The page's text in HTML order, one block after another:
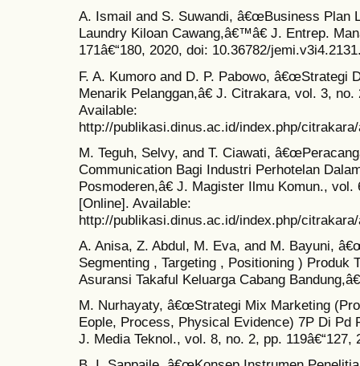
A. Ismail and S. Suwandi, â€œBusiness Plan
Laundry Kiloan Cawang,â€™â€ J. Entrep.
171â€“180, 2020, doi: 10.36782/
F. A. Kumoro and D. P. Pabowo, â€œStrategi
Menarik Pelanggan,â€ J. Citrakara, vol. 3, no.
Available:
http://publikasi.dinus.ac.id/index.php/
M. Teguh, Selvy, and T. Ciawati,
Communication Bagi Industri Perhotelan
Posmoderen,â€ J. Magister Ilmu Komun., vol.
[Online]. Available:
http://publikasi.dinus.ac.id/index.php/
A. Anisa, Z. Abdul, M. Eva, and M. Bayuni,
Segmenting , Targeting , Positioning ) Produk
Asuransi Takaful Keluarga Cabang
M. Nurhayaty, â€œStrategi Mix Marketing
Eople, Process, Physical Evidence) 7P Di Pd
J. Media Teknol., vol. 8, no. 2, pp.